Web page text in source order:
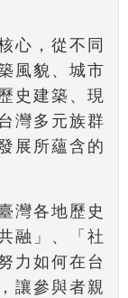
心，從不同
風貌、城市
史建築、現
灣多元族群
展所蘊含的
灣各地歷史
融」、「社
力如何在台
讓參與者親